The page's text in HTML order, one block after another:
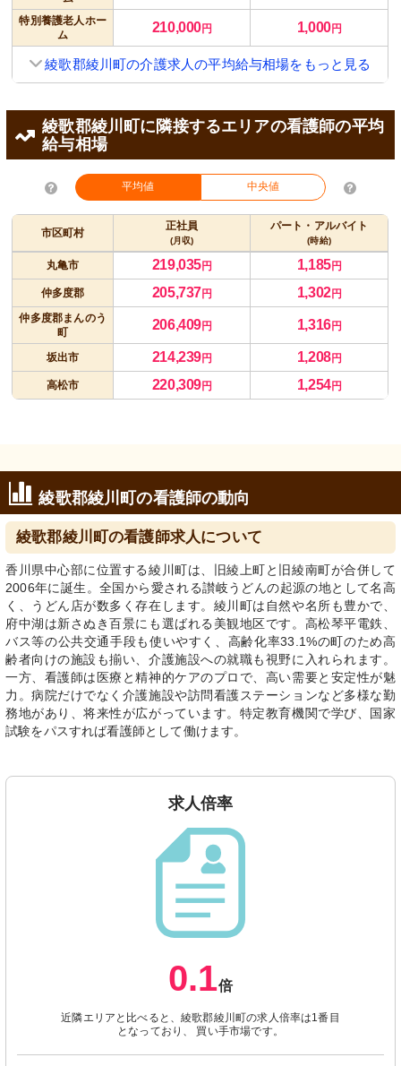
特別養護老人ホー
ム
210,000円 1,000円
綾歌郡綾川町の介護求人の平均給与相場をもっと見る
綾歌郡綾川町に隣接するエリアの看護師の平均
給与相場
平均値 中央値
市区町村
正社員
(月収)
パート・アルバイト
(時給)
丸亀市 219,035円 1,185円
仲多度郡 205,737円 1,302円
仲多度郡まんのう
町
206,409円 1,316円
坂出市 214,239円 1,208円
高松市 220,309円 1,254円
綾歌郡綾川町の看護師の動向
綾歌郡綾川町の看護師求人について
香川県中心部に位置する綾川町は、旧綾上町と旧綾南町が合併して
2006年に誕生。全国から愛される讃岐うどんの起源の地として名高
く、うどん店が数多く存在します。綾川町は自然や名所も豊かで、
府中湖は新さぬき百景にも選ばれる美観地区です。高松琴平電鉄、
バス等の公共交通手段も使いやすく、高齢化率33.1%の町のため高
齢者向けの施設も揃い、介護施設への就職も視野に入れられます。
一方、看護師は医療と精神的ケアのプロで、高い需要と安定性が魅
力。病院だけでなく介護施設や訪問看護ステーションなど多様な勤
務地があり、将来性が広がっています。特定教育機関で学び、国家
試験をパスすれば看護師として働けます。
求人倍率
0.1倍
近隣エリアと比べると、綾歌郡綾川町の求人倍率は1番目
となっており、 買い手市場です。